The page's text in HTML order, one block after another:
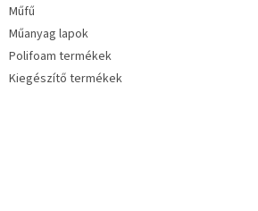
Műfű
Műanyag lapok
Polifoam termékek
Kiegészítő termékek